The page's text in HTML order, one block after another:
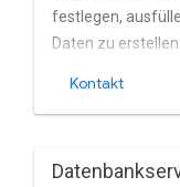
festlegen,
Daten zu
Kontakt